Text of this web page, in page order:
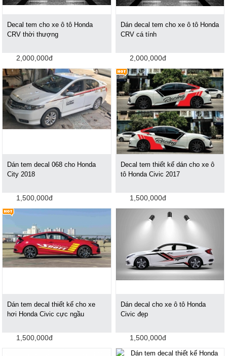
Decal tem cho xe ô tô Honda
CRV thời thượng
2,000,000đ
Dán decal tem cho xe ô tô Honda
CRV cá tính
2,000,000đ
Dán tem decal 068 cho Honda
City 2018
1,500,000đ
Decal tem thiết kế dán cho xe ô
tô Honda Civic 2017
1,500,000đ
Dán tem decal thiết kế cho xe
hơi Honda Civic cực ngầu
1,500,000đ
Dán decal cho xe ô tô Honda
Civic đẹp
1,500,000đ